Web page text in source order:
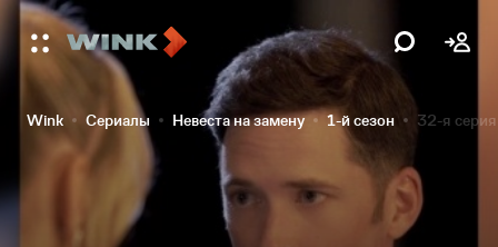
Wink Сериалы Невеста на замену 1-й сезон 32-я серия